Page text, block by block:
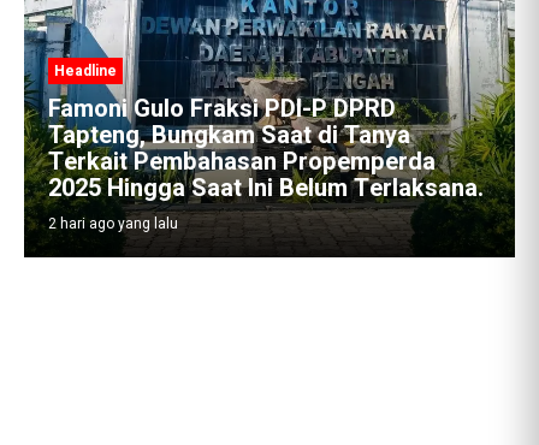
Headline
Famoni Gulo Fraksi PDI-P DPRD
Tapteng, Bungkam Saat di Tanya
Terkait Pembahasan Propemperda
2025 Hingga Saat Ini Belum Terlaksana.
2 hari ago yang lalu